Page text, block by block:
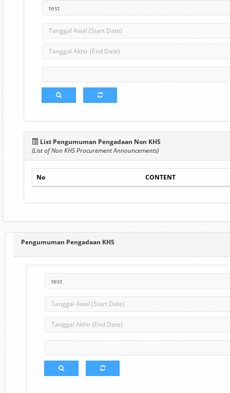
List Pengumuman Pengadaan Non KHS
(List of Non KHS Procurement Announcements)
No CONTENT
Pengumuman Pengadaan KHS